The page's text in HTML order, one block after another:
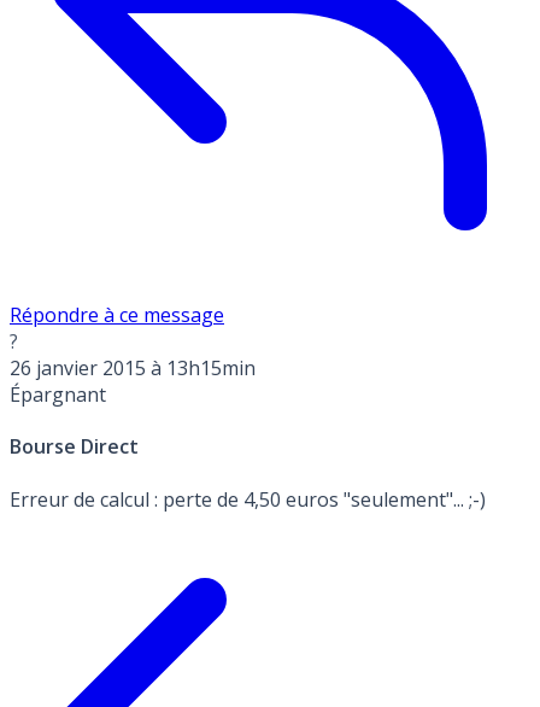
Répondre à ce message
?
26 janvier 2015 à 13h15min
Épargnant
Bourse Direct
Erreur de calcul : perte de 4,50 euros "seulement"... ;-)